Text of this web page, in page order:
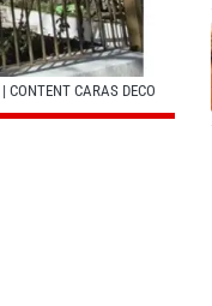
| CONTENT CARAS DECO